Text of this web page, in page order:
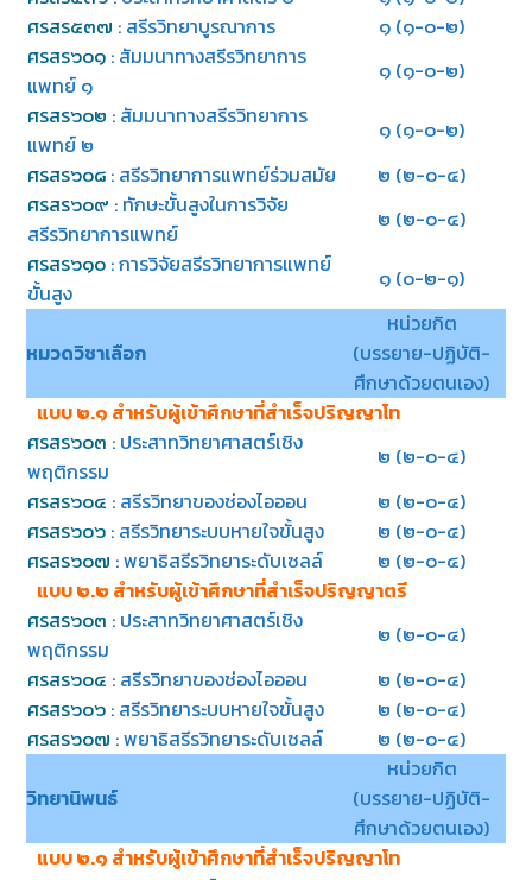
ศรสร๕๓๗ : สรีรวิทยาบูรณาการ
๑ (๑-๐-๒)
ศรสร๖๐๑ : สัมมนาทางสรีรวิทยาการ
แพทย์ ๑
๑ (๑-๐-๒)
ศรสร๖๐๒ : สัมมนาทางสรีรวิทยาการ
แพทย์ ๒
๑ (๑-๐-๒)
ศรสร๖๐๘ : สรีรวิทยาการแพทย์ร่วมสมัย
๒ (๒-๐-๔)
ศรสร๖๐๙ : ทักษะขั้นสูงในการวิจัย
สรีรวิทยาการแพทย์
๒ (๒-๐-๔)
ศรสร๖๑๐ : การวิจัยสรีรวิทยาการแพทย์
ขั้นสูง
๑ (๐-๒-๑)
หมวดวิชาเลือก
หน่วยกิต
(บรรยาย-ปฏิบัติ-
ศึกษาด้วยตนเอง)
แบบ ๒.๑ สำหรับผู้เข้าศึกษาที่สำเร็จปริญญาโท
ศรสร๖๐๓ : ประสาทวิทยาศาสตร์เชิง
พฤติกรรม
๒ (๒-๐-๔)
ศรสร๖๐๔ : สรีรวิทยาของช่องไอออน
๒ (๒-๐-๔)
ศรสร๖๐๖ : สรีรวิทยาระบบหายใจขั้นสูง
๒ (๒-๐-๔)
ศรสร๖๐๗ : พยาธิสรีรวิทยาระดับเซลล์
๒ (๒-๐-๔)
แบบ ๒.๒ สำหรับผู้เข้าศึกษาที่สำเร็จปริญญาตรี
ศรสร๖๐๓ : ประสาทวิทยาศาสตร์เชิง
พฤติกรรม
๒ (๒-๐-๔)
ศรสร๖๐๔ : สรีรวิทยาของช่องไอออน
๒ (๒-๐-๔)
ศรสร๖๐๖ : สรีรวิทยาระบบหายใจขั้นสูง
๒ (๒-๐-๔)
ศรสร๖๐๗ : พยาธิสรีรวิทยาระดับเซลล์ ๒ (๒-๐-๔)
วิทยานิพนธ์
หน่วยกิต
(บรรยาย-ปฏิบัติ-
ศึกษาด้วยตนเอง)
แบบ ๒.๑ สำหรับผู้เข้าศึกษาที่สำเร็จปริญญาโท